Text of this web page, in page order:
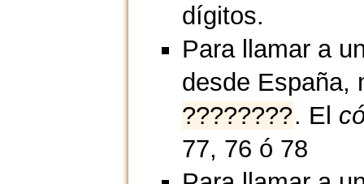
dígitos.
Para llamar a
desde España,
????????. El
77, 76 ó 78